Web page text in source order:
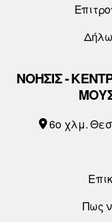
ΝΟΗΣΙΣ -
6o χλμ.
Πως